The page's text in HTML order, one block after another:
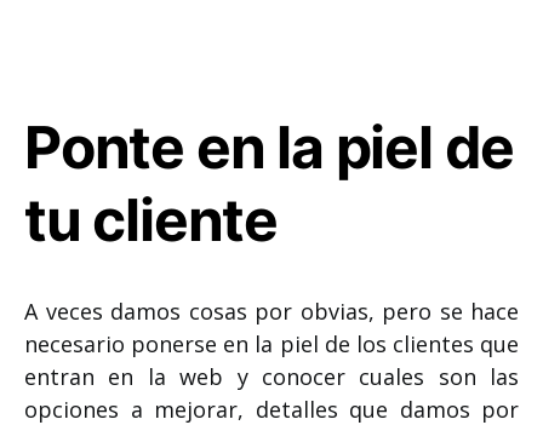
Ponte en la piel de
tu cliente
A veces damos cosas por obvias, pero se hace
necesario ponerse en la piel de los clientes que
entran en la web y conocer cuales son las
opciones a mejorar, detalles que damos por